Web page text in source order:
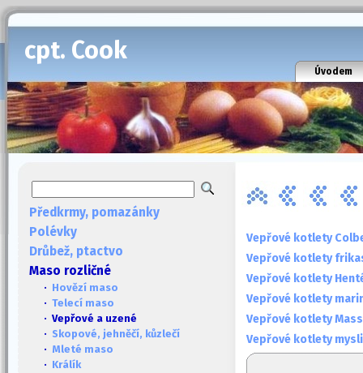
cpt. Cook
Úvodem
Předkrmy, pomazánky
Polévky
Drůbež, ptactvo
Maso rozličné
· Hovězí maso
· Telecí maso
· Vepřové a uzené
· Skopové, jehněčí, kůzlečí
· Mleté maso
· Králík
Vepřové kotlety
Vepřové kotlety
Vepřové kotlety
Vepřové kotlety
Vepřové kotlety
Vepřové kotlety